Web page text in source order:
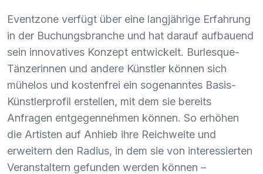
Eventzone verfügt über eine langjährige Erfahrung
in der Buchungsbranche und hat darauf aufbauend
sein innovatives Konzept entwickelt. Burlesque-
Tänzerinnen und andere Künstler können sich
mühelos und kostenfrei ein sogenanntes Basis-
Künstlerprofil erstellen, mit dem sie bereits
Anfragen entgegennehmen können. So erhöhen
die Artisten auf Anhieb ihre Reichweite und
erweitern den Radius, in dem sie von interessierten
Veranstaltern gefunden werden können –